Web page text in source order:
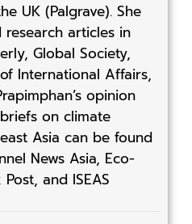
UK (Palgrave). She
research articles in
Global Society,
International Affairs,
opinion
on climate
Asia can be found
News Asia, Eco-
and ISEAS